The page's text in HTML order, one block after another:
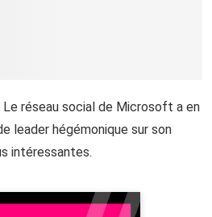
réseau social de Microsoft a en
leader hégémonique sur son
intéressantes.